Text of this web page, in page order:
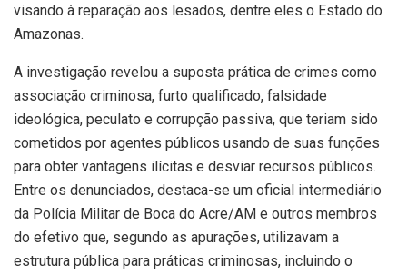
visando à reparação aos lesados, dentre eles o Estado do
Amazonas.
A investigação revelou a suposta prática de crimes como
associação criminosa, furto qualificado, falsidade
ideológica, peculato e corrupção passiva, que teriam sido
cometidos por agentes públicos usando de suas funções
para obter vantagens ilícitas e desviar recursos públicos.
Entre os denunciados, destaca-se um oficial intermediário
da Polícia Militar de Boca do Acre/AM e outros membros
do efetivo que, segundo as apurações, utilizavam a
estrutura pública para práticas criminosas, incluindo o